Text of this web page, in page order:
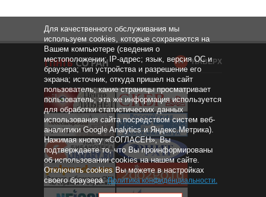
НАВЕРХ
Для качественного обслуживания мы
используем cookies, которые сохраняются на
Вашем компьютере (сведения о
местоположении; IP-адрес; язык, версия ОС и
браузера; тип устройства и разрешение его
экрана; источник, откуда пришел на сайт
пользователь; какие страницы просматривает
пользователь; эта же информация используется
для обработки статистических данных
использования сайта посредством систем веб-
аналитики Google Analytics и Яндекс.Метрика).
Нажимая кнопку «СОГЛАСЕН», Вы
подтверждаете то, что Вы проинформированы
об использовании cookies на нашем сайте.
Отключить cookies Вы можете в настройках
своего браузера.Политика конфиденциальности.